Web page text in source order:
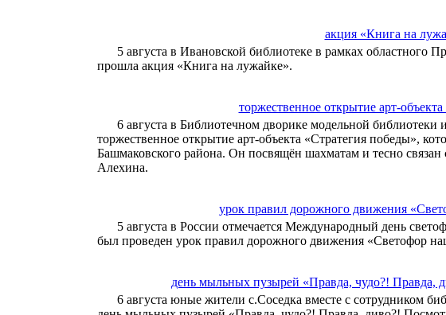
акция «Книга на
5 августа в Ивановской библиотеке в рамках областного
прошла акция «Книга на лужайке».
торжественное открытие арт-
6 августа в Библиотечном дворике модельной
торжественное открытие арт-объекта «Стратегия победы»,
Башмаковского района. Он посвящён шахматам и тесно
Алехина.
урок правил дорожного движения
5 августа в России отмечается Международный день
был проведен урок правил дорожного движения «Светофор
день мыльных пузырей «Правда, чудо?! Правда,
6 августа юные жители с.Соседка вместе с сотрудником